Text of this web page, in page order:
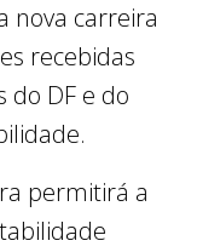
nova carreira
recebidas
do DF e do
permitirá a